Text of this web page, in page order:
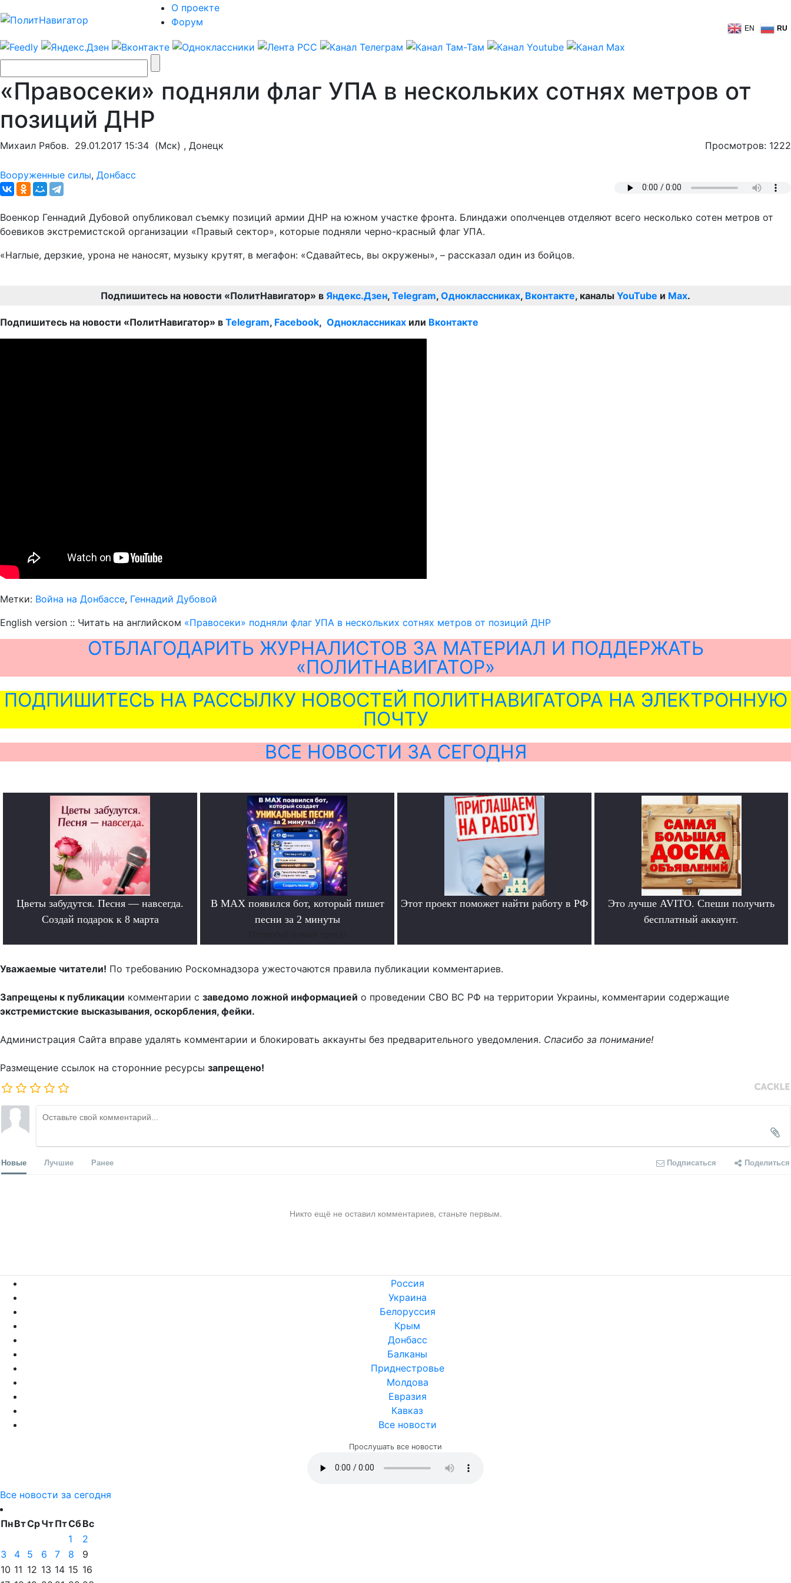
О проекте
Форум
EN RU
«Правосеки» подняли флаг УПА в нескольких сотнях метров от
позиций ДНР
Михаил Рябов. 29.01.2017 15:34 (Мск) , Донецк Просмотров: 1222
Вооруженные силы, Донбасс
Военкор Геннадий Дубовой опубликовал съемку позиций армии ДНР на южном участке фронта. Блиндажи ополченцев отделяют всего несколько сотен метров от
боевиков экстремистской организации «Правый сектор», которые подняли черно-красный флаг УПА.
«Наглые, дерзкие, урона не наносят, музыку крутят, в мегафон: «Сдавайтесь, вы окружены», – рассказал один из бойцов.
Подпишитесь на новости «ПолитНавигатор» в Яндекс.Дзен, Telegram, Одноклассниках, Вконтакте, каналы YouTube и Max.
Подпишитесь на новости «ПолитНавигатор» в Telegram, Facebook, Одноклассниках или Вконтакте
Метки: Война на Донбассе, Геннадий Дубовой
English version :: Читать на английском «Правосеки» подняли флаг УПА в нескольких сотнях метров от позиций ДНР
ОТБЛАГОДАРИТЬ ЖУРНАЛИСТОВ ЗА МАТЕРИАЛ И ПОДДЕРЖАТЬ
«ПОЛИТНАВИГАТОР»
ПОДПИШИТЕСЬ НА РАССЫЛКУ НОВОСТЕЙ ПОЛИТНАВИГАТОРА НА ЭЛЕКТРОННУЮ
ПОЧТУ
ВСЕ НОВОСТИ ЗА СЕГОДНЯ
Цветы забудутся. Песня — навсегда.
Создай подарок к 8 марта
В MAX появился бот, который пишет
песни за 2 минуты
Этот проект поможет найти работу в РФ
Это лучше AVITO. Спеши получить
бесплатный аккаунт.
Уважаемые читатели! По требованию Роскомнадзора ужесточаются правила публикации комментариев.
Запрещены к публикации комментарии с заведомо ложной информацией о проведении СВО ВС РФ на территории Украины, комментарии содержащие
экстремистские высказывания, оскорбления, фейки.
Администрация Сайта вправе удалять комментарии и блокировать аккаунты без предварительного уведомления. Спасибо за понимание!
Размещение ссылок на сторонние ресурсы запрещено!
Новые Лучшие Ранее Подписаться Поделиться
Никто ещё не оставил комментариев, станьте первым.
Россия
Украина
Белоруссия
Крым
Донбасс
Балканы
Приднестровье
Молдова
Евразия
Кавказ
Все новости
Прослушать все новости
Все новости за сегодня
ПнВтСрЧтПтСбВс
1
2
3
4 5 6 7 8
9
10 11 12 13 14 15 16